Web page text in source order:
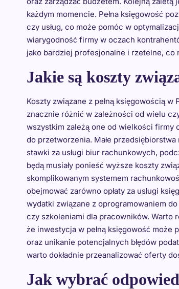
każdym momencie. Pełna księgowość
czy usług, co może pomóc w
wiarygodność firmy w oczach
jako bardziej profesjonalne i rzetelne, co
Jakie są koszty
Koszty związane z pełną księgowością w
znacznie różnić w zależności od wielu
wszystkim zależą one od wielkości firmy
do przetworzenia. Małe
stawki za usługi biur rachunkowych,
będą musiały ponieść wyższe koszty
skomplikowanym systemem
obejmować zarówno opłaty za usługi
wydatki związane z oprogramowaniem
czy szkoleniami dla pracowników. Warto
że inwestycja w pełną księgowość może
oraz unikanie potencjalnych błędów
warto dokładnie przeanalizować oferty
Jak wybrać